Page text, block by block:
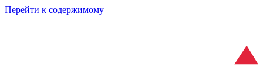
Перейти к содержимому